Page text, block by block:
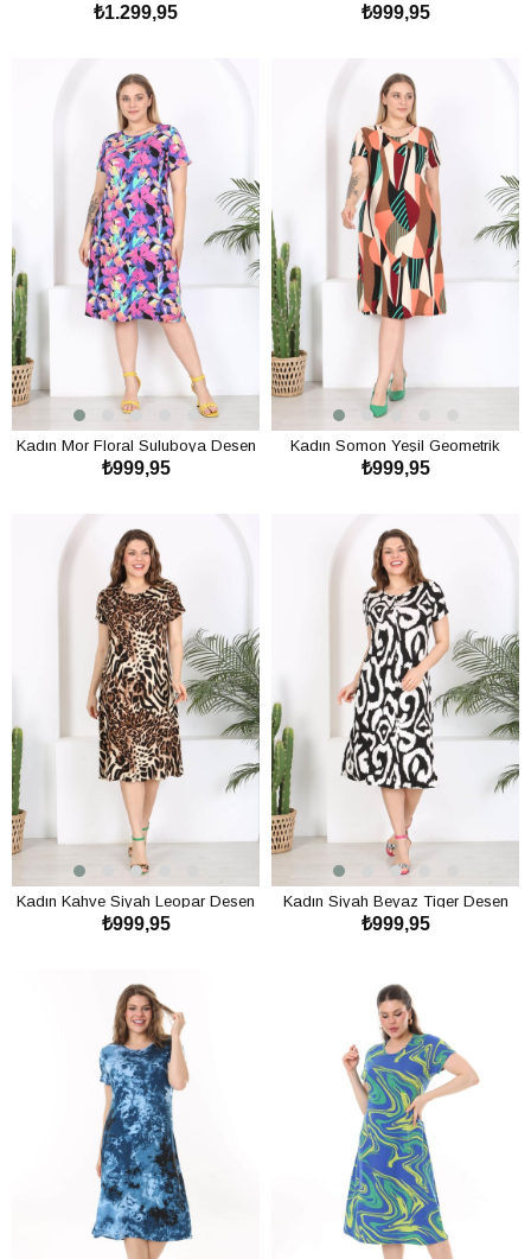
Puantiye Desen Kolsuz Kruvaze
₺1.299,95
Midi Elbise
₺999,95
Kadın Mor Floral Suluboya Desen
Midi Elbise
₺999,95
Kadın Somon Yeşil Geometrik
Desen Midi Elbise
₺999,95
Kadın Kahve Siyah Leopar Desen
Midi Elbise
₺999,95
Kadın Siyah Beyaz Tiger Desen
Midi Elbise
₺999,95